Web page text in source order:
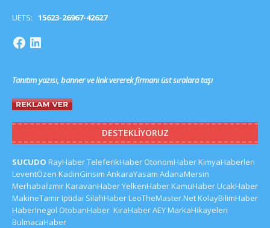
UETS: 15623-26967-42627
Tanıtım yazısı, banner ve link vererek firmanı üst sıralara taşı
DESTEKLIYORUZ
SUCUDO RayHaberTeleferikHaber OtonomHaberKimyaHaberleri
LeventÖzen KadinGirisim AnkaraYasam AdanaMersin
MerhabaİzmirKaravanHaberYelkenHaberKamuHaberUcakHaber
MakineTamirIptidai SilahHaberLeoTheMaster.NetKolayBilimHaber
HaberInegol OtobanHaber KiraHaberAEYMarkaHikayeleri
BulmacaHaber